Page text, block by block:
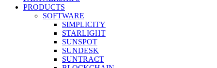
PRODUCTS
SOFTWARE
SIMPLICITY
STARLIGHT
SUNSPOT
SUNDESK
SUNTRACT